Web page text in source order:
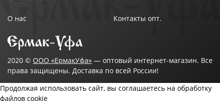
О нас Контакты опт.
2020 © ООО «ЕрмакУфа» — оптовый интернет-магазин. Все
права защищены. Доставка по всей России!
Продолжая использовать сайт, вы соглашаетесь на обработку
файлов cookie